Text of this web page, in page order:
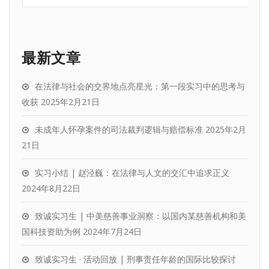
最新文章
在法律与社会的交界地点亮星光：第一段实习中的思考与
收获 2025年2月21日
未成年人怀孕案件的司法裁判逻辑与赔偿标准 2025年2月
21日
实习小结 | 赵泾巍：在法律与人文的交汇中追求正义
2024年8月22日
致诚实习生 | 中美慈善事业洞察：以国内某慈善机构和美
国科技资助为例 2024年7月24日
致诚实习生 · 活动回放 | 刑事责任年龄的国际比较探讨